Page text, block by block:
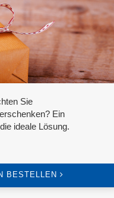
Sie
Ein
ideale Lösung.
BESTELLEN